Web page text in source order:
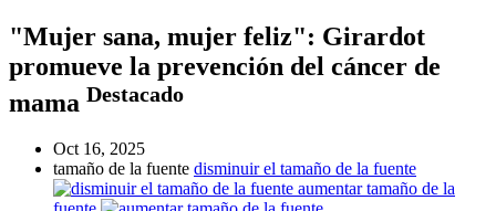
"Mujer sana, mujer feliz": Girardot
promueve la prevención del cáncer de
mama Destacado
Oct 16, 2025
tamaño de la fuente disminuir el tamaño de la fuente
aumentar tamaño de la